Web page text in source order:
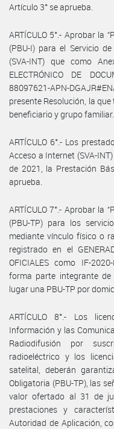
Artículo 3° se aprueba.
ARTÍCULO 5°.- Aprobar la
(PBU-I) para el Servicio
(SVA-INT) que como
ELECTRÓNICO DE
88097621-APN-
presente Resolución, la
beneficiario y grupo familiar.
ARTÍCULO 6°.- Los
Acceso a Internet (SVA-
de 2021, la Prestación
aprueba.
ARTÍCULO 7°.- Aprobar la
(PBU-TP) para los
mediante vínculo físico o
registrado en el
OFICIALES como IF-
forma parte integrante de
lugar una PBU-TP por
ARTÍCULO 8°.- Los
Información y las
Radiodifusión por
radioeléctrico y los
satelital, deberán
Obligatoria (PBU-TP), las
valor ofertado al 31 de
prestaciones y
Autoridad de Aplicación,